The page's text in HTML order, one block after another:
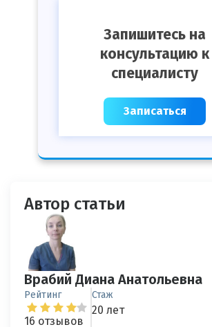
Запишитесь на
консультацию к
специалисту
Записаться
Автор статьи
Врабий Диана Анатольевна
Рейтинг
16 отзывов
Стаж
20 лет